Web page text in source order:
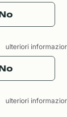
No
ulteriori
No
ulteriori